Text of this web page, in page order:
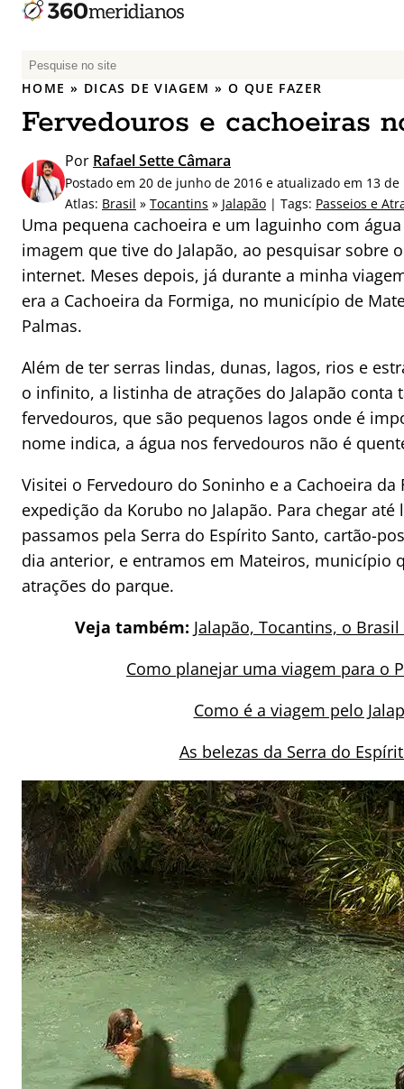
P
e
q
i
s
r
p
o
r
:
HOME » DICAS DE VIAGEM »O QUE FAZER
Fervedouros e cachoeiras
Por Rafael Sette Câmara
Postado em 20 de junho de 2016 e atualizado em 13
Atlas: Brasil » Tocantins » Jalapão | Tags: Passeios e
Uma pequena cachoeira e um laguinho com
imagem que tive do Jalapão, ao pesquisar sobre
internet. Meses depois, já durante a minha
era a Cachoeira da Formiga, no município de
Palmas.
Além de ter serras lindas, dunas, lagos, rios e
o infinito, a listinha de atrações do Jalapão conta
fervedouros, que são pequenos lagos onde é
nome indica, a água nos fervedouros não é
Visitei o Fervedouro do Soninho e a Cachoeira
expedição da Korubo no Jalapão. Para chegar
passamos pela Serra do Espírito Santo, cartão-
dia anterior, e entramos em Mateiros, município
atrações do parque.
Veja também: Jalapão, Tocantins, o
Como planejar uma viagem para o
Como é a viagem pelo
As belezas da Serra do